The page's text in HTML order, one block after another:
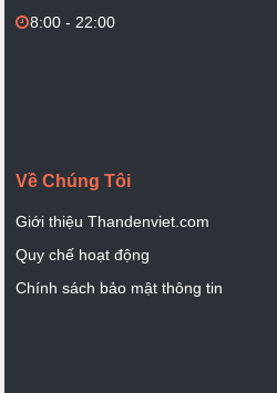
8:00 - 22:00
Về Chúng Tôi
Giới thiệu Thandenviet.com
Quy chế hoạt động
Chính sách bảo mật thông tin